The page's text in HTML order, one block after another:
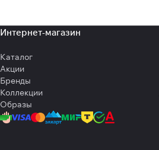
Интернет-магазин
Каталог
Акции
Бренды
Коллекции
Образы